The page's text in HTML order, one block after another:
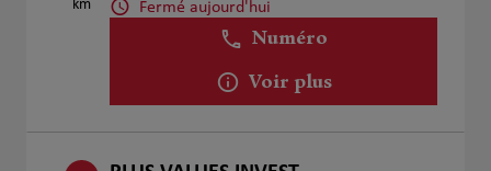
km
Fermé aujourd'hui
Numéro
Voir plus